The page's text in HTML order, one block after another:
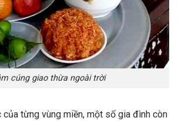
cúng giao thừa ngoài trời
của từng vùng miền, một số gia đình còn